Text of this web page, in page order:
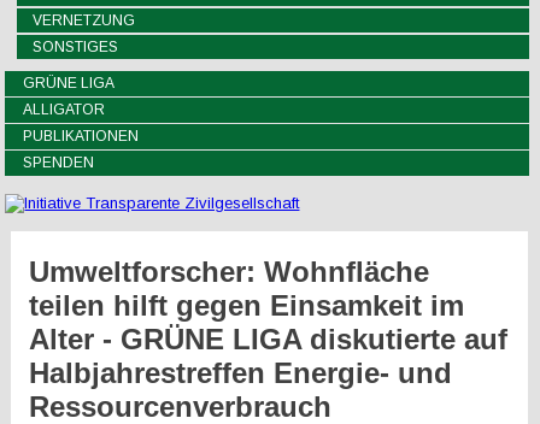
VERNETZUNG
SONSTIGES
GRÜNE LIGA
ALLIGATOR
PUBLIKATIONEN
SPENDEN
Umweltforscher: Wohnfläche
teilen hilft gegen Einsamkeit im
Alter - GRÜNE LIGA diskutierte auf
Halbjahrestreffen Energie- und
Ressourcenverbrauch